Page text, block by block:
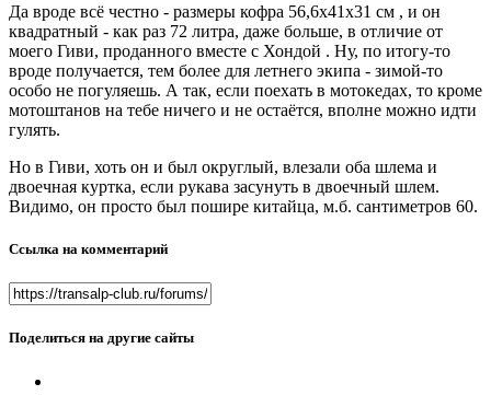
Да вроде всё честно - размеры кофра 56,6х41х31 см , и он
квадратный - как раз 72 литра, даже больше, в отличие от
моего Гиви, проданного вместе с Хондой . Ну, по итогу-то
вроде получается, тем более для летнего экипа - зимой-то
особо не погуляешь. А так, если поехать в мотокедах, то кроме
мотоштанов на тебе ничего и не остаётся, вполне можно идти
гулять.
Но в Гиви, хоть он и был округлый, влезали оба шлема и
двоечная куртка, если рукава засунуть в двоечный шлем.
Видимо, он просто был пошире китайца, м.б. сантиметров 60.
Ссылка на комментарий
Поделиться на другие сайты